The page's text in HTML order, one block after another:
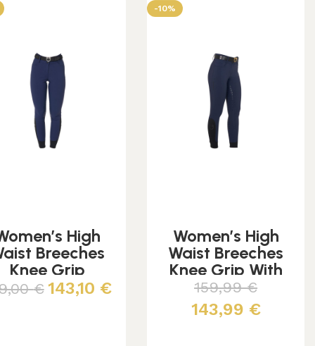
High
Breeches
Knee Grip
€ 143,10 €
-10%
Women’s High
Waist Breeches
Knee Grip With
Fleece Lining
159,99€
143,99 €